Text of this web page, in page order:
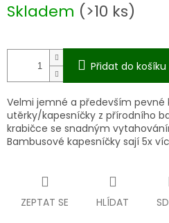
cena:
Skladem (>10 ks)
Přidat do košíku
Velmi jemné a především pevné
utěrky/kapesníčky z přírodního
krabičce se snadným
Bambusové kapesníčky sají 5x
ZEPTAT SE HLÍDAT